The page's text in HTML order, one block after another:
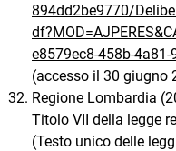
894dd2be9770/
e8579ec8-458b-
(accesso il 30 giugno
Regione Lombardia
Titolo VII della legge
(Testo unico delle